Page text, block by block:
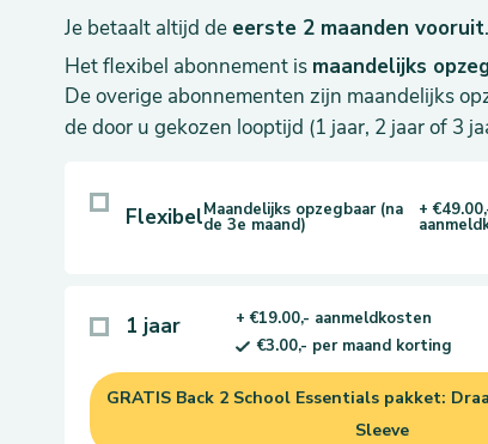
Je betaalt altijd de eerste 2 maanden vooruit.
Het flexibel abonnement is maandelijks
De overige abonnementen zijn maandelijks
de door u gekozen looptijd (1 jaar, 2 jaar of 3
FlexibelMaandelijks opzegbaar (na
de 3e maand)
+
1 jaar
+ €19.00,- aanmeldkosten
€3.00,- per maand korting
GRATIS Back 2 School Essentials pakket:
Sleeve